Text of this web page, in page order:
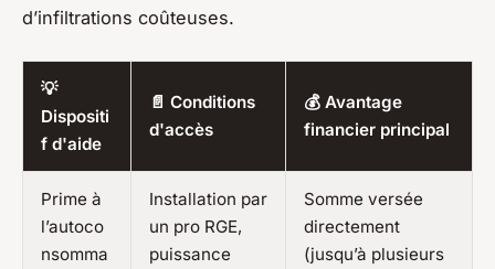
d’infiltrations coûteuses.
💡
Dispositi
f d'aide
📄 Conditions
d'accès
💰 Avantage
financier principal
Prime à
l’autoco
nsomma
Installation par
un pro RGE,
puissance
Somme versée
directement
(jusqu’à plusieurs